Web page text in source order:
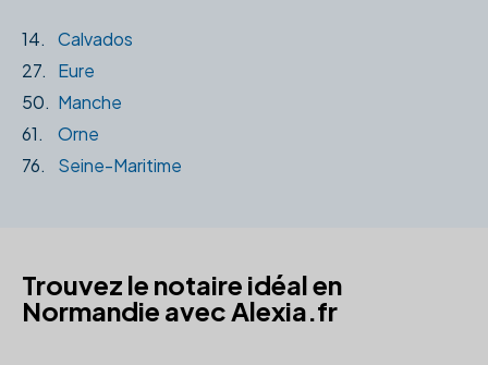
14.
Calvados
27.
Eure
50. Manche
61.
Orne
76.
Seine-Maritime
Trouvez le notaire idéal en
Normandie avec Alexia.fr